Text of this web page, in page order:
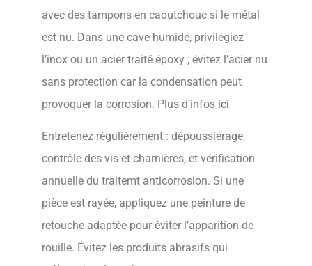
avec des tampons en caoutchouc si le métal
est nu. Dans une cave humide, privilégiez
l’inox ou un acier traité époxy ; évitez l’acier nu
sans protection car la condensation peut
provoquer la corrosion. Plus d’infos ici
Entretenez régulièrement : dépoussiérage,
contrôle des vis et charnières, et vérification
annuelle du traitemt anticorrosion. Si une
pièce est rayée, appliquez une peinture de
retouche adaptée pour éviter l’apparition de
rouille. Évitez les produits abrasifs qui